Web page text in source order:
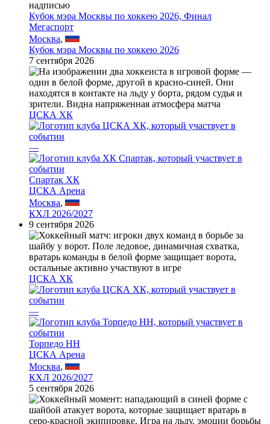
Кубок мэра Москвы по хоккею 2026, Финал
Мегаспорт
Москва,
Кубок мэра Москвы по хоккею 2026
7 сентября 2026
ЦСКА ХК
—
Спартак ХК
ЦСКА Арена
Москва,
КХЛ 2026/2027
9 сентября 2026
ЦСКА ХК
—
Торпедо НН
ЦСКА Арена
Москва,
КХЛ 2026/2027
5 сентября 2026